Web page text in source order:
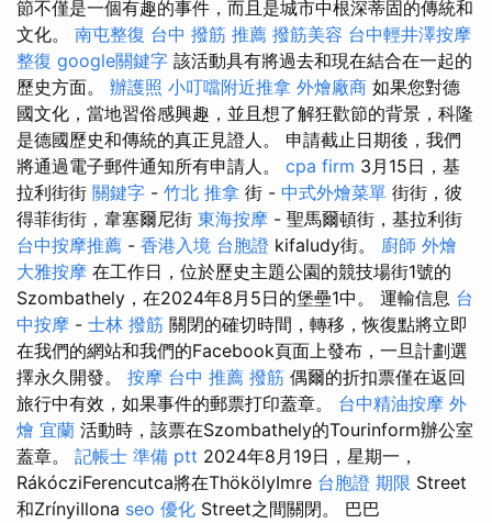
節不僅是一個有趣的事件，而且是城市中根深蒂固的傳統和
文化。 南屯整復 台中 撥筋 推薦 撥筋美容 台中輕井澤按摩
整復 google關鍵字 該活動具有將過去和現在結合在一起的
歷史方面。 辦護照 小叮噹附近推拿 外燴廠商 如果您對德
國文化，當地習俗感興趣，並且想了解狂歡節的背景，科隆
是德國歷史和傳統的真正見證人。 申請截止日期後，我們
將通過電子郵件通知所有申請人。 cpa firm 3月15日，基
拉利街街 關鍵字 - 竹北 推拿 街 - 中式外燴菜單 街街，彼
得菲街街，韋塞爾尼街 東海按摩 - 聖馬爾頓街，基拉利街
台中按摩推薦 - 香港入境 台胞證 kifaludy街。 廚師 外燴
大雅按摩 在工作日，位於歷史主題公園的競技場街1號的
Szombathely，在2024年8月5日的堡壘1中。 運輸信息 台
中按摩 - 士林 撥筋 關閉的確切時間，轉移，恢復點將立即
在我們的網站和我們的Facebook頁面上發布，一旦計劃選
擇永久開發。 按摩 台中 推薦 撥筋 偶爾的折扣票僅在返回
旅行中有效，如果事件的郵票打印蓋章。 台中精油按摩 外
燴 宜蘭 活動時，該票在Szombathely的Tourinform辦公室
蓋章。 記帳士 準備 ptt 2024年8月19日，星期一，
RákócziFerencutca將在ThökölyImre 台胞證 期限 Street
和ZrínyiIlona seo 優化 Street之間關閉。 巴巴